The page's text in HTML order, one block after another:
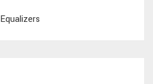
Equalizers